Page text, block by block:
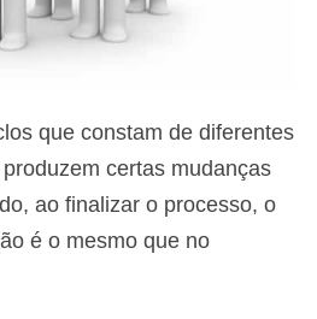
que constam de diferentes
certas mudanças
ao finalizar o processo, o
é o mesmo que no